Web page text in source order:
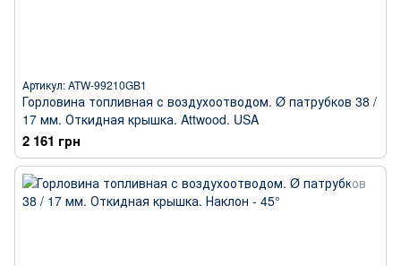
Артикул: ATW-99210GB1
Горловина топливная с воздухоотводом. Ø патрубков 38 /
17 мм. Откидная крышка. Attwood. USA
2 161 грн